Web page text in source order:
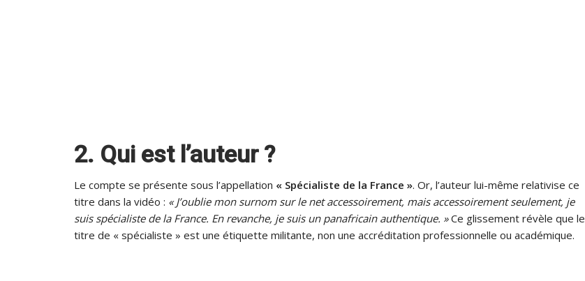
2. Qui est l’auteur ?
Le compte se présente sous l’appellation « Spécialiste de la France ». Or, l’auteur lui-même relativise ce
titre dans la vidéo : « J’oublie mon surnom sur le net accessoirement, mais accessoirement seulement, je
suis spécialiste de la France. En revanche, je suis un panafricain authentique. »Ce glissement révèle que le
titre de « spécialiste » est une étiquette militante, non une accréditation professionnelle ou académique.